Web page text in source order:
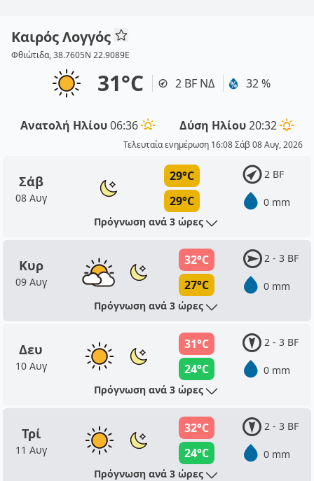
Καιρός Λογγός
Φθιώτιδα, 38.7605N 22.9089E
31°C 2 BF ΝΔ 32 %
Ανατολή Ηλίου06:36 Δύση Ηλίου20:32
Τελευταία ενημέρωση 16:08 Σάβ 08 Αυγ, 2026
Σάβ
08 Αυγ
29°C
29°C
2 BF
0 mm
Πρόγνωση ανά 3 ώρες
Κυρ
09 Αυγ
32°C
27°C
2 - 3 BF
0 mm
Πρόγνωση ανά 3 ώρες
Δευ
10 Αυγ
31°C
24°C
2 - 3 BF
0 mm
Πρόγνωση ανά 3 ώρες
Τρί
11 Αυγ
32°C
24°C
2 - 3 BF
0 mm
Πρόγνωση ανά 3 ώρες